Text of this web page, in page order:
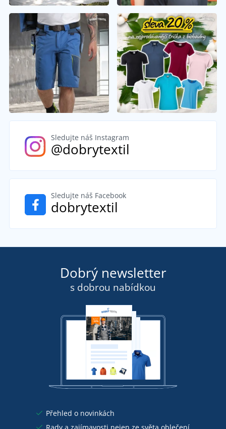
Sledujte náš Instagram
@dobrytextil
Sledujte náš Facebook
dobrytextil
Dobrý newsletter
s dobrou nabídkou
Přehled o novinkách